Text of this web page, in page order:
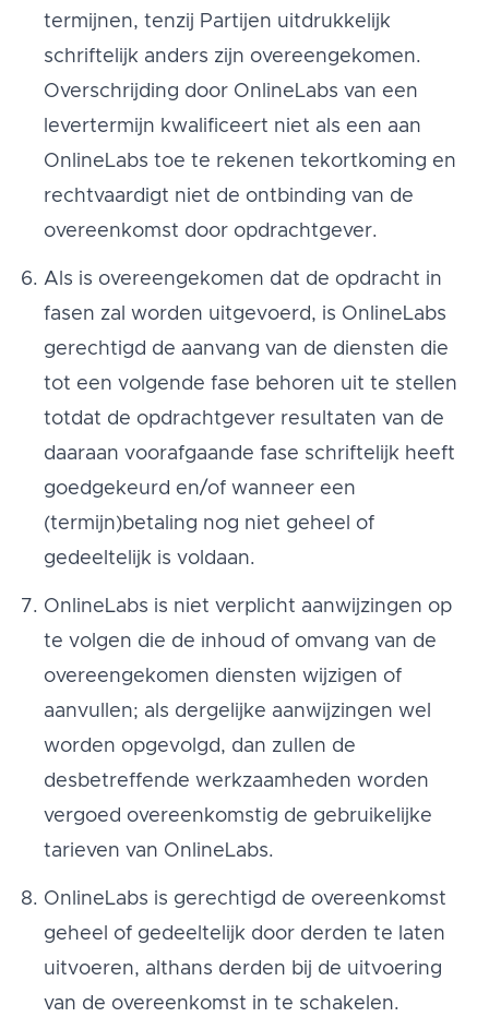
termijnen, tenzij Partijen uitdrukkelijk
schriftelijk anders zijn overeengekomen.
Overschrijding door OnlineLabs van een
levertermijn kwalificeert niet als een aan
OnlineLabs toe te rekenen tekortkoming en
rechtvaardigt niet de ontbinding van de
overeenkomst door opdrachtgever.
Als is overeengekomen dat de opdracht in
fasen zal worden uitgevoerd, is OnlineLabs
gerechtigd de aanvang van de diensten die
tot een volgende fase behoren uit te stellen
totdat de opdrachtgever resultaten van de
daaraan voorafgaande fase schriftelijk heeft
goedgekeurd en/of wanneer een
(termijn)betaling nog niet geheel of
gedeeltelijk is voldaan.
OnlineLabs is niet verplicht aanwijzingen op
te volgen die de inhoud of omvang van de
overeengekomen diensten wijzigen of
aanvullen; als dergelijke aanwijzingen wel
worden opgevolgd, dan zullen de
desbetreffende werkzaamheden worden
vergoed overeenkomstig de gebruikelijke
tarieven van OnlineLabs.
OnlineLabs is gerechtigd de overeenkomst
geheel of gedeeltelijk door derden te laten
uitvoeren, althans derden bij de uitvoering
van de overeenkomst in te schakelen.